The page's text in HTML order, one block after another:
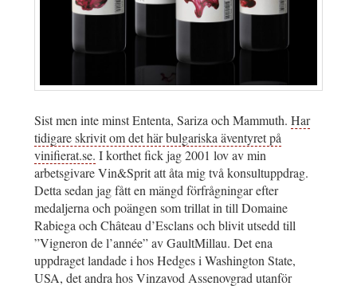
Sist men inte minst Ententa, Sariza och Mammuth. Har
tidigare skrivit om det här bulgariska äventyret på
vinifierat.se. I korthet fick jag 2001 lov av min
arbetsgivare Vin&Sprit att åta mig två konsultuppdrag.
Detta sedan jag fått en mängd förfrågningar efter
medaljerna och poängen som trillat in till Domaine
Rabiega och Château d’Esclans och blivit utsedd till
”Vigneron de l’année” av GaultMillau. Det ena
uppdraget landade i hos Hedges i Washington State,
USA, det andra hos Vinzavod Assenovgrad utanför